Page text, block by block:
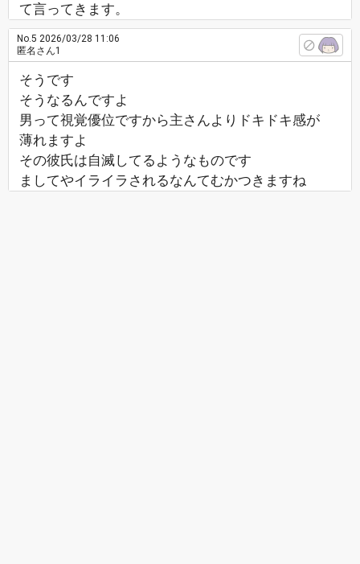
て言ってきます。
No.5 2026/03/28 11:06
匿名さん1
そうです
そうなるんですよ
男って視覚優位ですから主さんよりドキドキ感が
薄れますよ
その彼氏は自滅してるようなものです
ましてやイライラされるなんてむかつきますね